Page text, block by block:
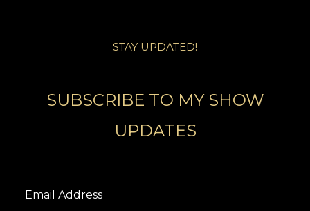
STAY UPDATED!
SUBSCRIBE TO MY SHOW
UPDATES